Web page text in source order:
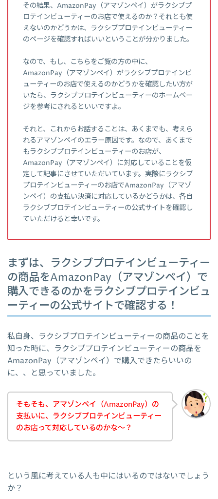
その結果、AmazonPay（アマゾンペイ）がラクシブプ
ロテインビューティーのお店で使えるのか？それとも使
えないのかどうかは、ラクシブプロテインビューティー
のページを確認すればいいということが分かりました。
なので、もし、こちらをご覧の方の中に、
AmazonPay（アマゾンペイ）がラクシブプロテインビ
ューティーのお店で使えるのかどうかを確認したい方が
いたら、ラクシブプロテインビューティーのホームペー
ジを参考にされるといいですよ。
それと、これからお話することは、あくまでも、考えら
れるアマゾンペイのエラー原因です。なので、あくまで
もラクシブプロテインビューティーのお店が、
AmazonPay（アマゾンペイ）に対応していることを仮
定して記事にさせていただいています。実際にラクシブ
プロテインビューティーのお店でAmazonPay（アマゾ
ンペイ）の支払い決済に対応しているかどうかは、各自
ラクシブプロテインビューティーの公式サイトを確認し
ていただけると幸いです。
まずは、ラクシブプロテインビューティー
の商品をAmazonPay（アマゾンペイ）で
購入できるのかをラクシブプロテインビュ
ーティーの公式サイトで確認する！
私自身、ラクシブプロテインビューティーの商品のことを
知った時に、ラクシブプロテインビューティーの商品を
AmazonPay（アマゾンペイ）で購入できたらいいの
に、、と思っていました。
そもそも、アマゾンペイ（AmazonPay）の
支払いに、ラクシブプロテインビューティー
のお店って対応しているのかな～？
という風に考えている人も中にはいるのではないでしょう
か？